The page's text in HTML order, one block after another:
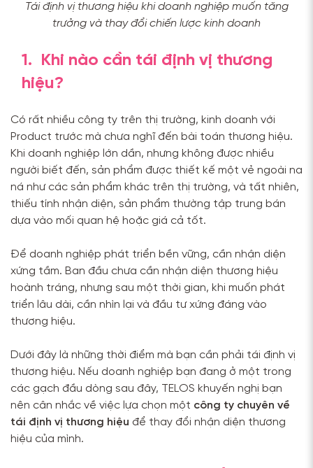
Tái định vị thương hiệu khi doanh nghiệp muốn tăng
trưởng và thay đổi chiến lược kinh doanh
1. Khi nào cần tái định vị thương
hiệu?
Có rất nhiều công ty trên thị trường, kinh doanh với
Product trước mà chưa nghĩ đến bài toán thương hiệu.
Khi doanh nghiệp lớn dần, nhưng không được nhiều
người biết đến, sản phẩm được thiết kế một vẻ ngoài na
ná như các sản phẩm khác trên thị trường, và tất nhiên,
thiếu tính nhận diện, sản phẩm thường tập trung bán
dựa vào mối quan hệ hoặc giá cả tốt.
Để doanh nghiệp phát triển bền vững, cần nhận diện
xứng tầm. Ban đầu chưa cần nhận diện thương hiệu
hoành tráng, nhưng sau một thời gian, khi muốn phát
triển lâu dài, cần nhìn lại và đầu tư xứng đáng vào
thương hiệu.
Dưới đây là những thời điểm mà bạn cần phải tái định vị
thương hiệu. Nếu doanh nghiệp bạn đang ở một trong
các gạch đầu dòng sau đây, TELOS khuyến nghị bạn
nên cân nhắc về việc lựa chọn một công ty chuyên về
tái định vị thương hiệu để thay đổi nhận diện thương
hiệu của mình.